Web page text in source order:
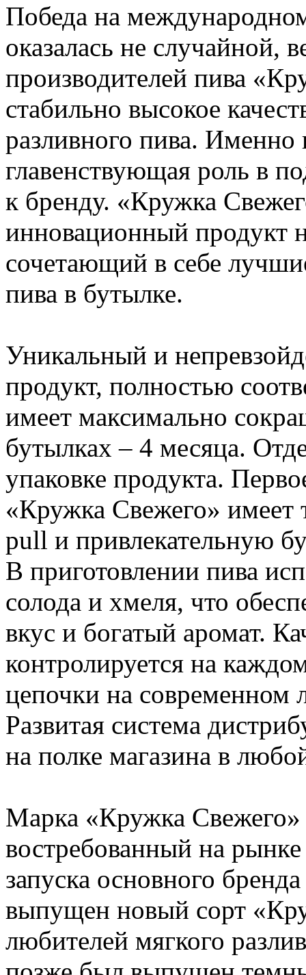
Победа на
оказалась не случайной,
производителей пива
стабильно высокое
разливного пива. Именно
главенствующая роль в
к бренду. «Кружка
инновационный продукт
сочетающий в себе
пива в бутылке.
Уникальный и
продукт, полностью
имеет максимально
бутылках – 4 месяца.
упаковке продукта.
«Кружка Свежего»
pull и привлекательную
В приготовлении пива
солода и хмеля, что
вкус и богатый аромат.
контролируется на
цепочки на современном
Развитая система
на полке магазина в
Марка «Кружка Свежего»
востребованный на
запуска основного
выпущен новый сорт
любителей мягкого